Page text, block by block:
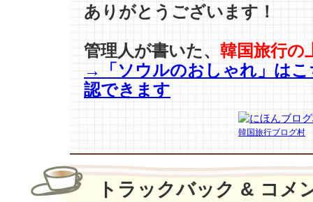
し
ま
し
【ナ・
ヨ
ソ
ク
PD】
ありがとうございます！
管理人が書いた、 韓国旅行の
→「ソウルのおしゃれ」はこ
認できます
韓国旅行ブログ村
トラックバック & コメ